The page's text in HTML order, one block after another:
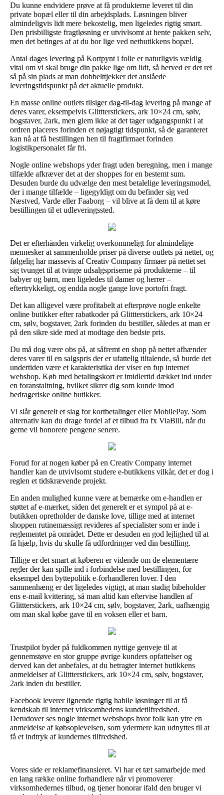
Du kunne endvidere prøve at få produkterne leveret til din
private bopæl eller til din arbejdsplads. Løsningen bliver
almindeligvis lidt mere bekostelig, men ligeledes rigtig smart.
Den prisbilligste fragtløsning er utvivlsomt at hente pakken selv,
men det betinges af at du bor lige ved netbutikkens bopæl.
Antal dages levering på Kortpynt i folie er naturligvis vældig
vital om vi skal bruge din pakke lige om lidt, så herved er det ret
så på sin plads at man dobbelttjekker det anslåede
leveringstidspunkt på det aktuelle produkt.
En masse online outlets tilsiger dag-til-dag levering på mange af
deres varer, eksempelvis Glittterstickers, ark 10×24 cm, sølv,
bogstaver, 2ark, men glem ikke at det tager udgangspunkt i at
ordren placeres forinden et nøjagtigt tidspunkt, så de garanteret
kan nå at få bestillingen hen til fragtfirmaet forinden
logistikpersonalet får fri.
Nogle online webshops yder fragt uden beregning, men i mange
tilfælde afkræver det at der shoppes for en bestemt sum.
Desuden burde du udvælge den mest betalelige leveringsmodel,
der i mange tilfælde – ligegyldigt om du befinder sig ved
Næstved, Varde eller Faaborg – vil blive at få dem til at køre
bestillingen til et udleveringssted.
Det er efterhånden virkelig overkommeligt for almindelige
mennesker at sammenholde priser på diverse outlets på nettet, og
følgelig har massevis af Creativ Company firmaer på nettet set
sig tvunget til at tvinge udsalgspriserne på produkterne – til
babyer og børn, men ligeledes til damer og herrer –
eftertrykkeligt, og endda nogle gange love portofri fragt.
Det kan alligevel være profitabelt at efterprøve nogle enkelte
online butikker efter rabatkoder på Glittterstickers, ark 10×24
cm, sølv, bogstaver, 2ark forinden du bestiller, således at man er
på den sikre side med at modtage den bedste pris.
Du må dog være obs på, at såfremt en shop på nettet afhænder
deres varer til en salgspris der er ufattelig tiltalende, så burde det
undertiden være et karakteristika der viser en fup internet
webshop. Køb med betalingskort er imidlertid dækket ind under
en foranstaltning, hvilket sikrer dig som kunde imod
bedrageriske online butikker.
Vi slår generelt et slag for kortbetalinger eller MobilePay. Som
alternativ kan du drage fordel af et tilbud fra fx ViaBill, når du
gerne vil honorere pengene senere.
Forud for at nogen køber på en Creativ Company internet
handler kan de utvivlsomt studere e-butikkens vilkår, det er dog i
reglen et tidskrævende projekt.
En anden mulighed kunne være at bemærke om e-handlen er
støttet af e-mærket, siden det generelt er et sympol på at e-
butikken opretholder de danske love, tillige med at internet
shoppen rutinemæssigt revideres af specialister som er inde i
reglementet på området. Dette er desuden en god lejlighed til at
få hjælp, hvis du skulle få udfordringer ved din bestilling.
Tillige er det smart at køberen er vidende om de elementære
regler der kan spille ind i forbindelse med bestillingen, for
eksempel den byttepolitik e-forhandleren lover. I den
sammenhæng er det ligeledes vigtigt, at man stadig bibeholder
ens e-mail kvittering, så man altid kan eftervise handlen af
Glittterstickers, ark 10×24 cm, sølv, bogstaver, 2ark, uafhængig
om man skal købe gave til en voksen eller et barn.
Trustpilot byder på fuldkommen nyttige genveje til at
gennemstøve en stor gruppe øvrige kunders opfattelser og
derved kan det anbefales, at du betragter internet butikkens
anmeldelser af Glittterstickers, ark 10×24 cm, sølv, bogstaver,
2ark inden du bestiller.
Facebook leverer lignende rigtig habile løsninger til at få
kendskab til internet virksomhedens kundetilfredshed.
Derudover ses nogle internet webshops hvor folk kan ytre en
anmeldelse af købsoplevelsen, som ydermere kan udnyttes til at
få et indtryk af kundernes tilfredshed.
Vores side er reklamefinansieret. Vi har et tæt samarbejde med
en lang række online forhandlere når vi promoverer
virksomhedernes tilbud, og tjener honorar ifald den bruger vi